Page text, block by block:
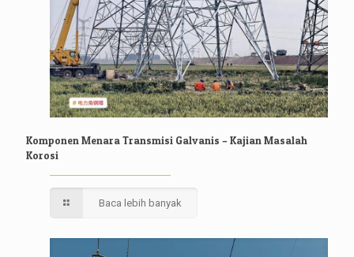
Komponen Menara Transmisi Galvanis – Kajian Masalah
Korosi
Baca lebih banyak